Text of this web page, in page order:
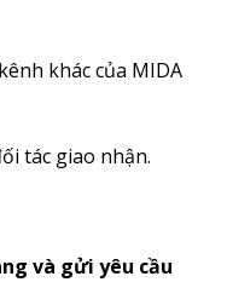
khác của MIDA
tác giao nhận.
và gửi yêu cầu